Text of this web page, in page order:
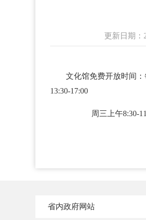
更新日期
文化馆免费开放时间
13:30-17:00
周三上午8:30-
省内政府网站